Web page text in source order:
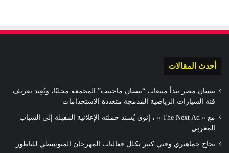
أحدث المقالات
نيسان مصر تبدأ مبيعات “نيسان ماجنيت” المجمعة محليًا، وتُعِيد تعريف
فئة السيارات الرياضية المدمجة متعددة الاستخدامات
مع « The Next Ad » ، إنوي يُسند حملته الإعلانية المقبلة إلى الشباب
المغربي
نجاح جماهيري وفني كبير يكلل فعاليات المهرجان المتوسطي للناظور